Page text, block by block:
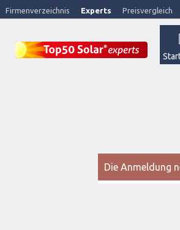
Firmenverzeichnis Experts Preisvergleich
Die Anmeldung